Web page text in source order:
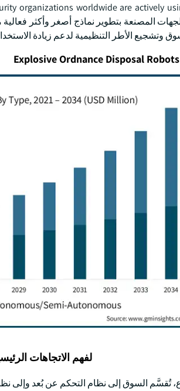
المصنعة بتطوير نماذج أصغر وأكثر
وتشجيع الأطر التنظيمية لدعم زيادة
Explosive Ordnance Disposal
لفهم الاتجاهات
تُقسَّم السوق إلى نظام التحكم عن بُعد